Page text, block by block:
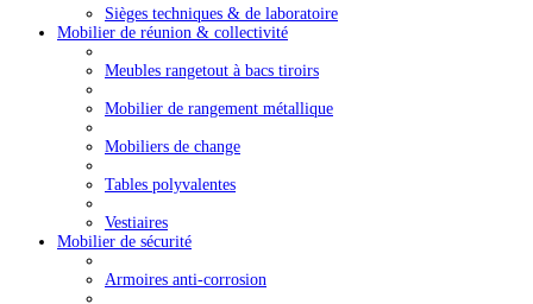
Sièges techniques & de laboratoire
Mobilier de réunion & collectivité
Meubles rangetout à bacs tiroirs
Mobilier de rangement métallique
Mobiliers de change
Tables polyvalentes
Vestiaires
Mobilier de sécurité
Armoires anti-corrosion